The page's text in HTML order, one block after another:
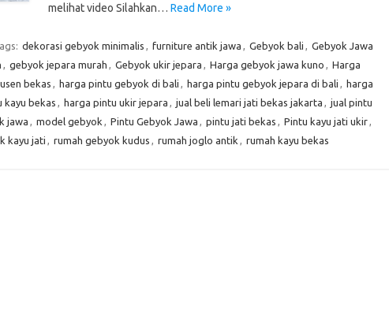
melihat video Silahkan… Read More »
dekorasi gebyok minimalis , furniture antik jawa , Gebyok bali , Gebyok Jawa
, gebyok jepara murah , Gebyok ukir jepara , Harga gebyok jawa kuno , Harga
bekas , harga pintu gebyok di bali , harga pintu gebyok jepara di bali , harga
kayu bekas , harga pintu ukir jepara , jual beli lemari jati bekas jakarta , jual pintu
jawa , model gebyok , Pintu Gebyok Jawa , pintu jati bekas , Pintu kayu jati ukir,
kayu jati , rumah gebyok kudus , rumah joglo antik , rumah kayu bekas